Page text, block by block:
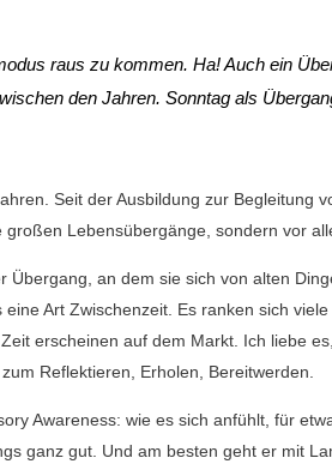
raus zu kommen. Ha! Auch ein
den Jahren. Sonntag als
Seit der Ausbildung zur Begleitung
Lebensübergänge, sondern vor
Übergang, an dem sie sich von alten
Art Zwischenzeit. Es ranken sich
erscheinen auf dem Markt. Ich liebe
Reflektieren, Erholen, Bereitwerden.
Awareness: wie es sich anfühlt, für
ganz gut. Und am besten geht er mit